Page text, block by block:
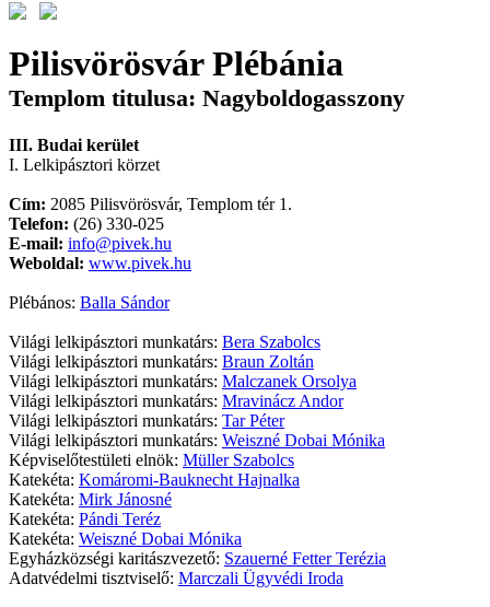
Pilisvörösvár Plébánia
Templom titulusa: Nagyboldogasszony
III. Budai kerület
I. Lelkipásztori körzet
Cím: 2085 Pilisvörösvár, Templom tér 1.
Telefon: (26) 330-025
E-mail: info@pivek.hu
Weboldal: www.pivek.hu
Plébános: Balla Sándor
Világi lelkipásztori munkatárs: Bera Szabolcs
Világi lelkipásztori munkatárs: Braun Zoltán
Világi lelkipásztori munkatárs: Malczanek Orsolya
Világi lelkipásztori munkatárs: Mravinácz Andor
Világi lelkipásztori munkatárs: Tar Péter
Világi lelkipásztori munkatárs: Weiszné Dobai Mónika
Képviselőtestületi elnök: Müller Szabolcs
Katekéta: Komáromi-Bauknecht Hajnalka
Katekéta: Mirk Jánosné
Katekéta: Pándi Teréz
Katekéta: Weiszné Dobai Mónika
Egyházközségi karitászvezető: Szauerné Fetter Terézia
Adatvédelmi tisztviselő: Marczali Ügyvédi Iroda